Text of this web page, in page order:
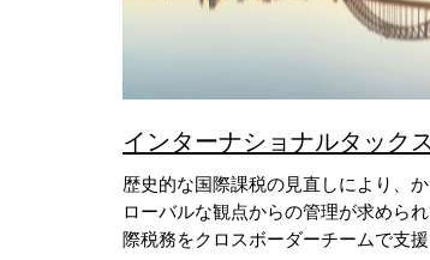
インターナショナルタック
歴史的な国際課税の見直しにより、
ローバルな観点からの管理が求めら
際税務をクロスボーダーチームで支援